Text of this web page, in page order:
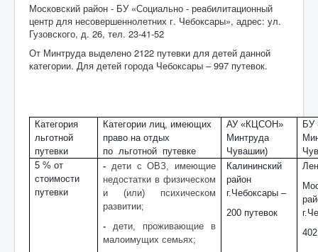
Московский район - БУ «Социально - реабилитационный
центр для несовершеннолетних г. Чебоксары», адрес: ул.
Гузовского, д. 26, тел. 23-41-52
От Минтруда выделено 2122 путевки для детей данной
категории. Для детей города Чебоксары – 997 путевок.
Категория
льготной
путевки
Категории лиц, имеющих
право на отдых
по льготной путевке
АУ «КЦСОН»
Минтруда
Чувашии)
БУ
5 % от
стоимости
путевки
- дети с ОВЗ, имеющие
недостатки в физическом
и (или) психическом
развитии;
- дети, проживающие в
малоимущих семьях;
Калининский
район
г.Чебоксары –
200 путевок